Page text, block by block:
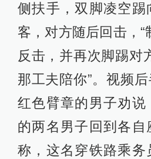
侧扶手，双脚凌空踢
客，对方随后回击，“
反击，并再次脚踢对
那工夫陪你”。视频
红色臂章的男子劝说
的两名男子回到各自
称，这名穿铁路乘务